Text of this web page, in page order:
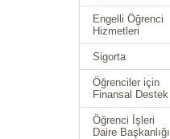
Engelli Öğrenci
Hizmetleri
Sigorta
Öğrenciler için
Finansal Destek
Öğrenci İşleri
Daire Başkanlığı